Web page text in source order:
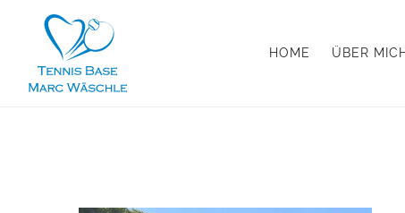
HOME ÜBER MICH